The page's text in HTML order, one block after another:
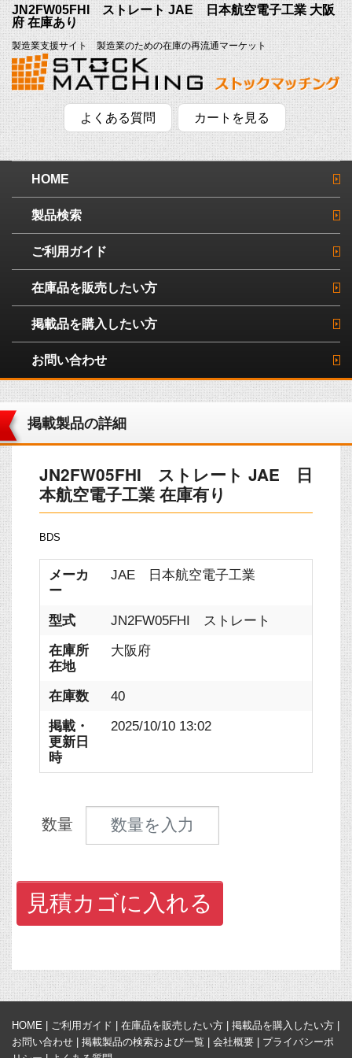
JN2FW05FHI ストレート JAE 日本航空電子工業 大阪
府 在庫あり
製造業支援サイト 製造業のための在庫の再流通マーケット
よくある質問 カートを見る
HOME
製品検索
ご利用ガイド
在庫品を販売したい方
掲載品を購入したい方
お問い合わせ
掲載製品の詳細
JN2FW05FHI ストレート JAE 日
本航空電子工業 在庫有り
BDS
メーカ
ー
JAE 日本航空電子工業
型式
JN2FW05FHI ストレート
在庫所
在地
大阪府
在庫数
40
掲載・
更新日
時
2025/10/10 13:02
数量
見積数量
見積カゴに入れる
HOME | ご利用ガイド | 在庫品を販売したい方 | 掲載品を購入したい方 |
お問い合わせ | 掲載製品の検索および一覧 | 会社概要 | プライバシーポ